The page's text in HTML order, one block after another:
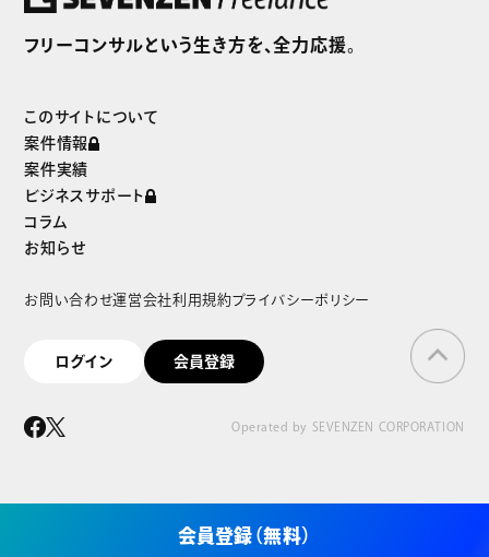
会員登録（無料）
独自案件をご紹介
フリーコンサルという生き方を、全力応援。
このサイトについて
案件情報
案件実績
ビジネスサポート
コラム
お知らせ
お問い合わせ運営会社利用規約プライバシーポリシー
ログイン 会員登録
Operated by SEVENZEN CORPORATION